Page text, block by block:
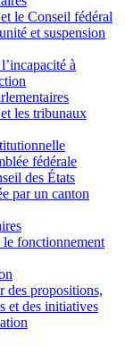
le Conseil fédéral
et suspension
à
les tribunaux
fédérale
des États
par un canton
le fonctionnement
des propositions,
et des initiatives